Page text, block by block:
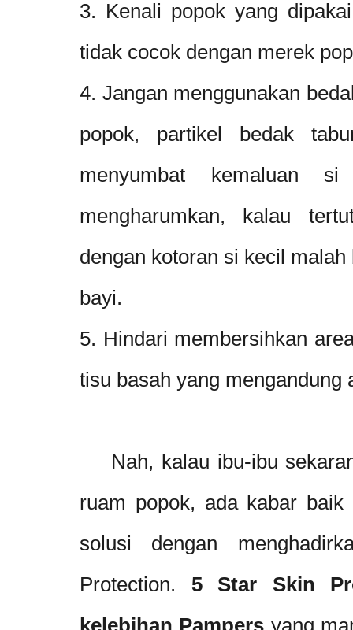
3. Kenali popok yang
tidak cocok dengan merek
4. Jangan menggunakan
popok, partikel bedak
menyumbat kemaluan
mengharumkan, kalau
dengan kotoran si kecil
bayi.
5. Hindari membersihkan
tisu basah yang mengandung
Nah, kalau ibu-ibu
ruam popok, ada kabar
solusi dengan
Protection. 5 Star Skin
kelebihan Pampers yang